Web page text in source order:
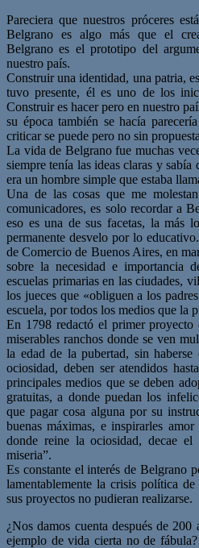
Pareciera que nuestros próceres
Belgrano es algo más que el
Belgrano es el prototipo del
nuestro país.
Construir una identidad, una patria,
tuvo presente, él es uno de los
Construir es hacer pero en nuestro
su época también se hacía
criticar se puede pero no sin
La vida de Belgrano fue muchas
siempre tenía las ideas claras y sabía
era un hombre simple que estaba
Una de las cosas que me
comunicadores, es solo recordar a
eso es una de sus facetas, la más
permanente desvelo por lo
de Comercio de Buenos Aires, en
sobre la necesidad e importancia
escuelas primarias en las ciudades,
los jueces que «obliguen a los
escuela, por todos los medios que la
En 1798 redactó el primer proyecto
miserables ranchos donde se ven
la edad de la pubertad, sin
ociosidad, deben ser atendidos
principales medios que se deben
gratuitas, a donde puedan los
que pagar cosa alguna por su
buenas máximas, e inspirarles
donde reine la ociosidad, decae
miseria”.
Es constante el interés de Belgrano
lamentablemente la crisis política
sus proyectos no pudieran realizarse.
¿Nos damos cuenta después de
ejemplo de vida cierta no de